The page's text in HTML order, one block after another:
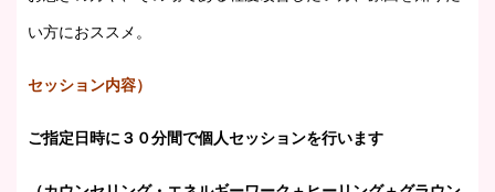
い方におススメ。
セッション内容）
ご指定日時に３０分間で個人セッションを行います